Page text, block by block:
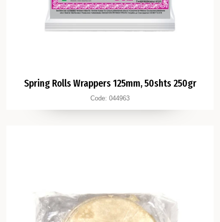
Spring Rolls Wrappers 125mm, 50shts 250gr
Code: 044963